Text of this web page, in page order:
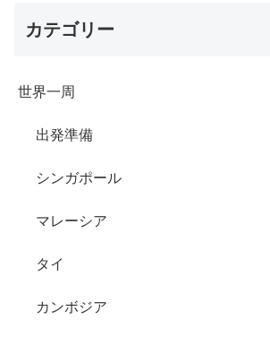
カテゴリー
世界一周
出発準備
シンガポール
マレーシア
タイ
カンボジア